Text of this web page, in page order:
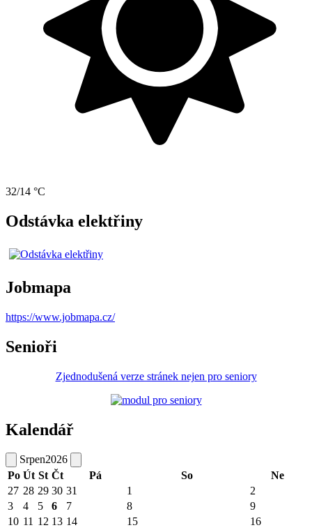
32/14 °C
Odstávka elektřiny
Jobmapa
https://www.jobmapa.cz/
Senioři
Zjednodušená verze stránek nejen pro seniory
Kalendář
Srpen2026
Po Út St Čt Pá So
Ne
27 28 29 30 31 1
2
3
4 5 6 7 8
9
10 11 12 13 14 15
16